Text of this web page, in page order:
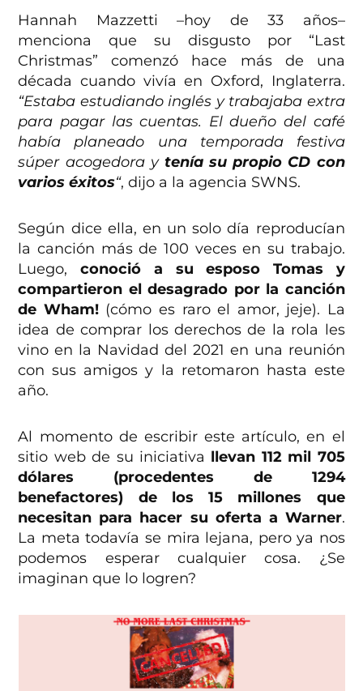
Hannah Mazzetti –hoy de 33 años–
menciona que su disgusto por “Last
Christmas” comenzó hace más de una
década cuando vivía en Oxford, Inglaterra.
“Estaba estudiando inglés y trabajaba extra
para pagar las cuentas. El dueño del café
había planeado una temporada festiva
súper acogedora y tenía su propio CD con
varios éxitos“, dijo a la agencia SWNS.
Según dice ella, en un solo día reproducían
la canción más de 100 veces en su trabajo.
Luego,conoció a su esposo Tomas y
compartieron el desagrado por la canción
de Wham! (cómo es raro el amor, jeje). La
idea de comprar los derechos de la rola les
vino en la Navidad del 2021 en una reunión
con sus amigos y la retomaron hasta este
año.
Al momento de escribir este artículo, en el
sitio web de su iniciativa llevan 112 mil 705
dólares (procedentes de 1294
benefactores) de los 15 millones que
necesitan para hacer su oferta a Warner.
La meta todavía se mira lejana, pero ya nos
podemos esperar cualquier cosa. ¿Se
imaginan que lo logren?